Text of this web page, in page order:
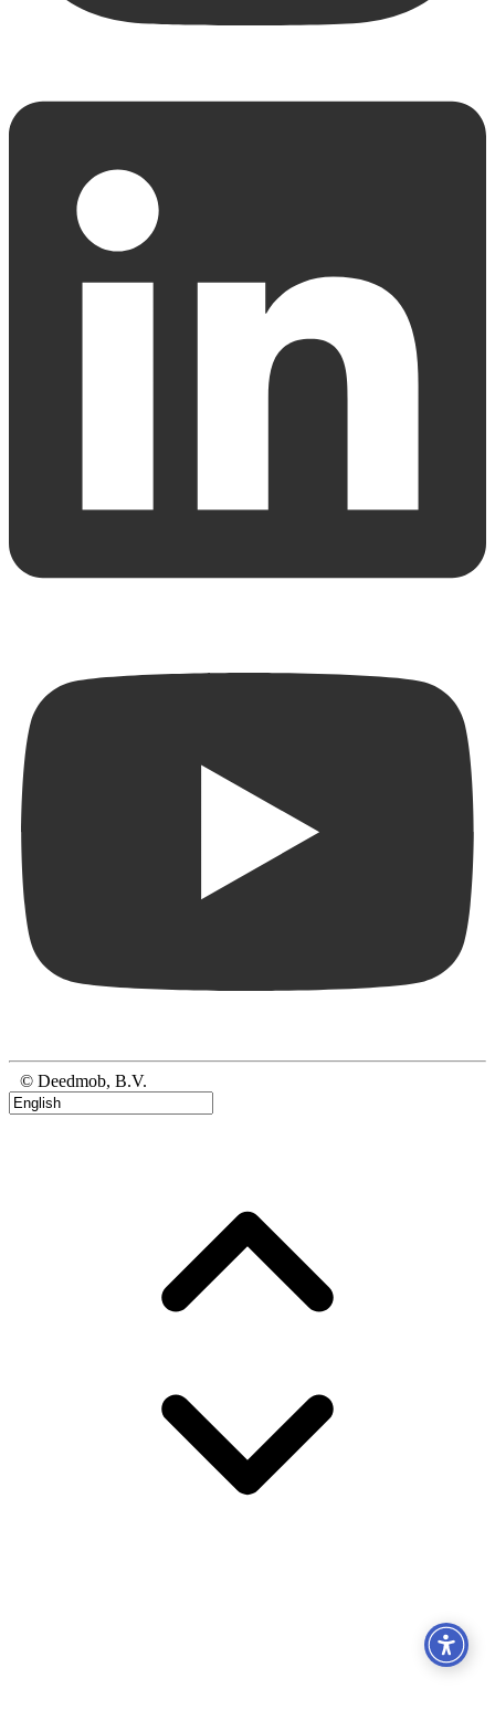
© Deedmob, B.V.